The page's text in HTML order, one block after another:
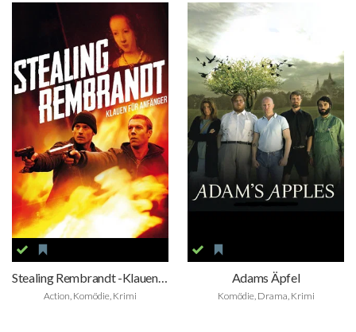
Stealing Rembrandt -Klauen Für Anfänger
Action, Komödie, Krimi
Adams Äpfel
Komödie, Drama, Krimi